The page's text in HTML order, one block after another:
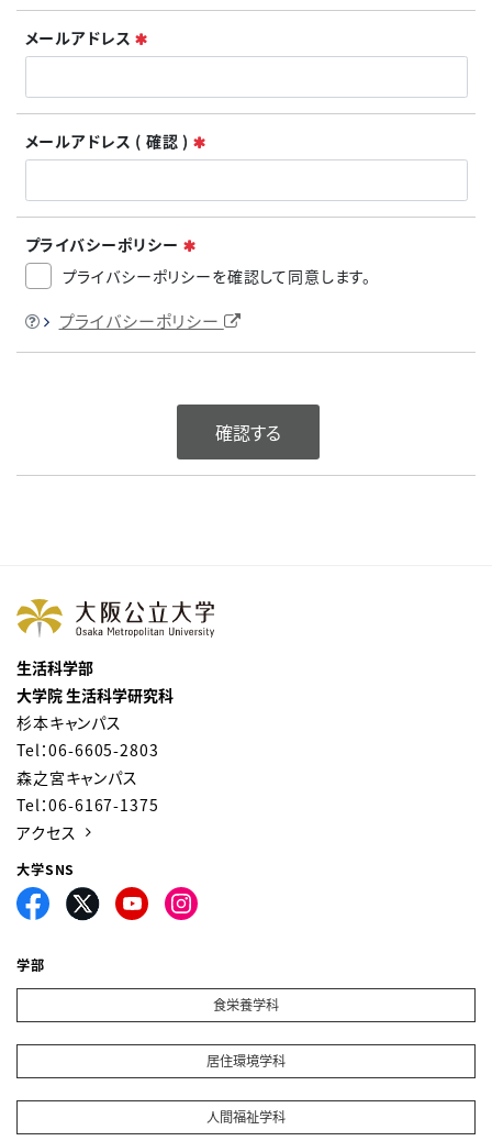
メールアドレス
メールアドレス ( 確認 )
プライバシーポリシー
プライバシーポリシーを確認して同意します。
ヒント
プライバシーポリシー
確認する
生活科学部
大学院 生活科学研究科
杉本キャンパス
Tel：06-6605-2803
森之宮キャンパス
Tel：06-6167-1375
アクセス
大学SNS
学部
食栄養学科
居住環境学科
人間福祉学科